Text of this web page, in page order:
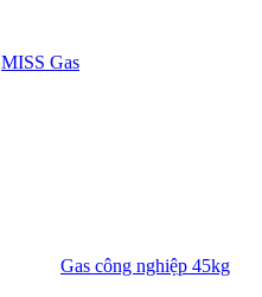
MISS Gas
Gas công nghiệp 45kg